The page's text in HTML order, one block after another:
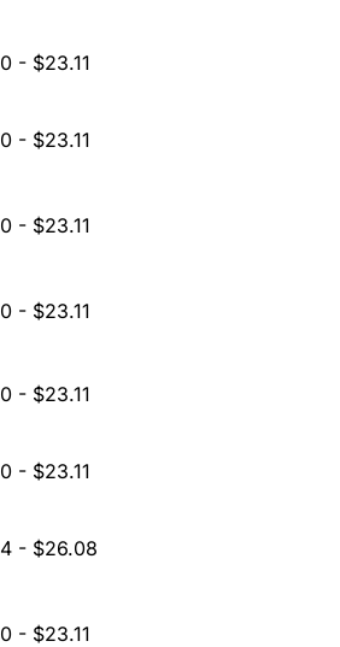
- $23.11
- $23.11
- $23.11
- $23.11
- $23.11
- $23.11
- $26.08
- $23.11